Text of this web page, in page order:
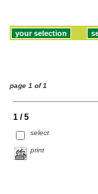
page 1 of 1
1 / 5
select
print